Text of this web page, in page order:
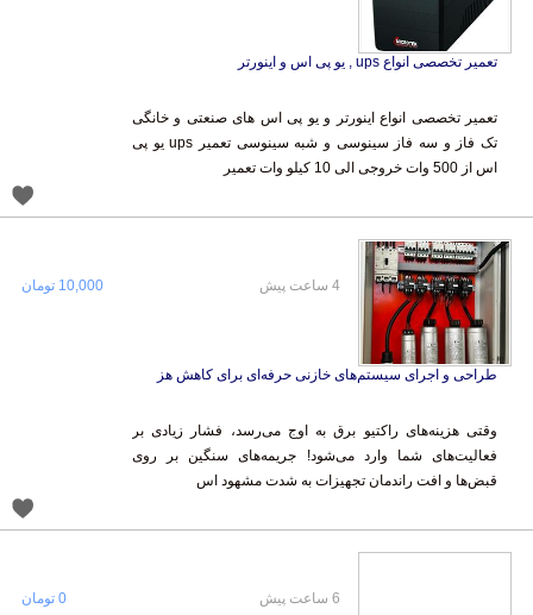
تعمیر تخصصی انواع ups , یو پی اس و اینورتر
تعمیر تخصصی انواع اینورتر و یو پی اس های صنعتی و خانگی
تک فاز و سه فاز سینوسی و شبه سینوسی تعمیر ups یو پی
اس از 500 وات خروجی الی 10 کیلو وات تعمیر
طراحی و اجرای سیستم‌های خازنی حرفه‌ای برای کاهش هز
وقتی هزینه‌های راکتیو برق به اوج می‌رسد، فشار زیادی بر
فعالیت‌های شما وارد می‌شود! جریمه‌های سنگین بر روی
قبض‌ها و افت راندمان تجهیزات به شدت مشهود اس
4 ساعت پیش 10,000 تومان
6 ساعت پیش 0 تومان